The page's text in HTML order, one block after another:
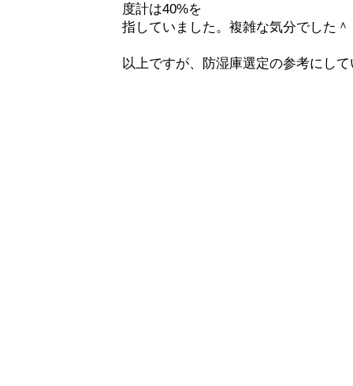
度計は40%を
指していました。複雑な気分でした＾
以上ですが、防湿庫選定の参考にし